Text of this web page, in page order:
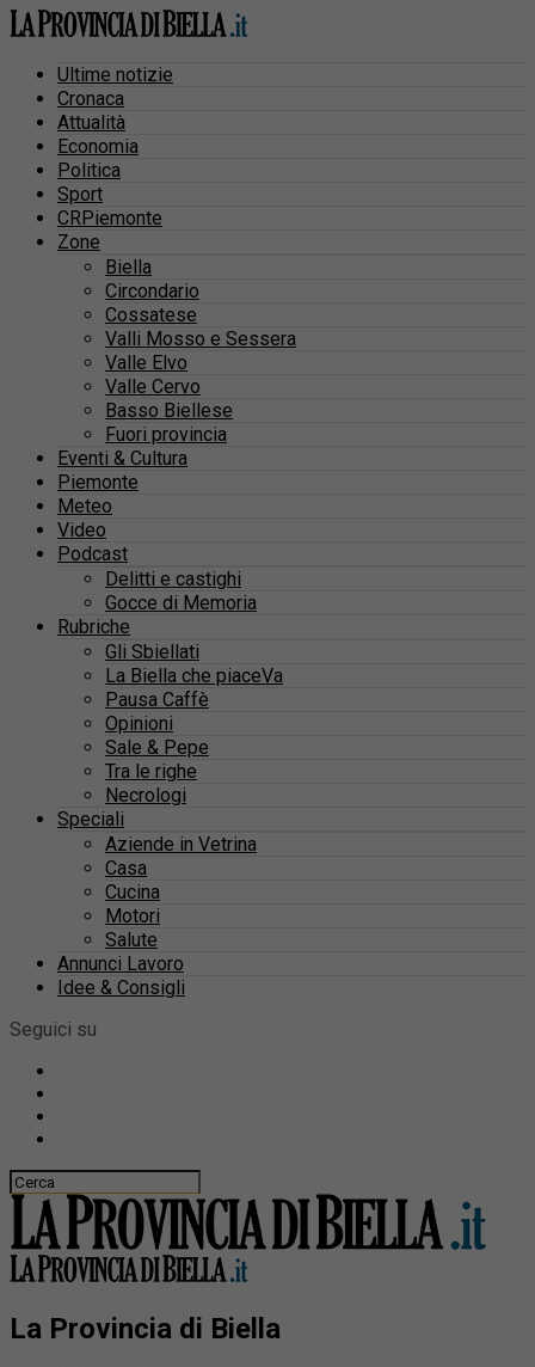
Ultime notizie
Cronaca
Attualità
Economia
Politica
Sport
CRPiemonte
Zone
Biella
Circondario
Cossatese
Valli Mosso e Sessera
Valle Elvo
Valle Cervo
Basso Biellese
Fuori provincia
Eventi & Cultura
Piemonte
Meteo
Video
Podcast
Delitti e castighi
Gocce di Memoria
Rubriche
Gli Sbiellati
La Biella che piaceVa
Pausa Caffè
Opinioni
Sale & Pepe
Tra le righe
Necrologi
Speciali
Aziende in Vetrina
Casa
Cucina
Motori
Salute
Annunci Lavoro
Idee & Consigli
Seguici su
La Provincia di Biella